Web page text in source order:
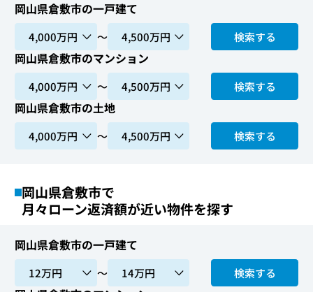
岡山県倉敷市の一戸建て
〜 検索する
岡山県倉敷市のマンション
〜 検索する
岡山県倉敷市の土地
〜 検索する
岡山県倉敷市で
月々ローン返済額が近い物件を探す
岡山県倉敷市の一戸建て
〜 検索する